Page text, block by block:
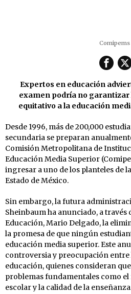
Comipems
Expertos en educación
examen podría no garantizar
equitativo a la educación
Desde 1996, más de 200,000
secundaria se preparan
Comisión Metropolitana de
Educación Media Superior
ingresar a uno de los planteles de
Estado de México.
Sin embargo, la futura
Sheinbaum ha anunciado, a
Educación, Mario Delgado, la
la promesa de que ningún
educación media superior. Este
controversia y preocupación entre
educación, quienes consideran
problemas fundamentales como
escolar y la calidad de la